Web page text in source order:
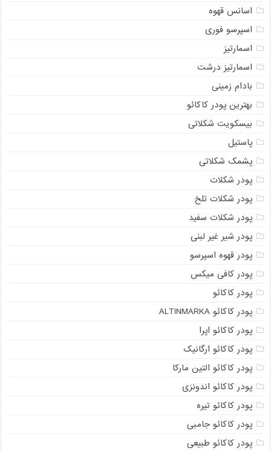
اسانس قهوه
اسپرسو فوری
اسمارتیز
اسمارتیز درشت
بادام زمینی
بهترین پودر کاکائو
بیسکویت شکلاتی
پاستیل
پشمک شکلاتی
پودر شکلات
پودر شکلات تلخ
پودر شکلات سفید
پودر شیر غیر لبنی
پودر قهوه اسپرسو
پودر کافی میکس
پودر کاکائو
پودر کاکائو ALTINMARKA
پودر کاکائو اپرا
پودر کاکائو ارگانیک
پودر کاکائو التین مارکا
پودر کاکائو اندونزی
پودر کاکائو تیره
پودر کاکائو جامبی
پودر کاکائو طبیعی